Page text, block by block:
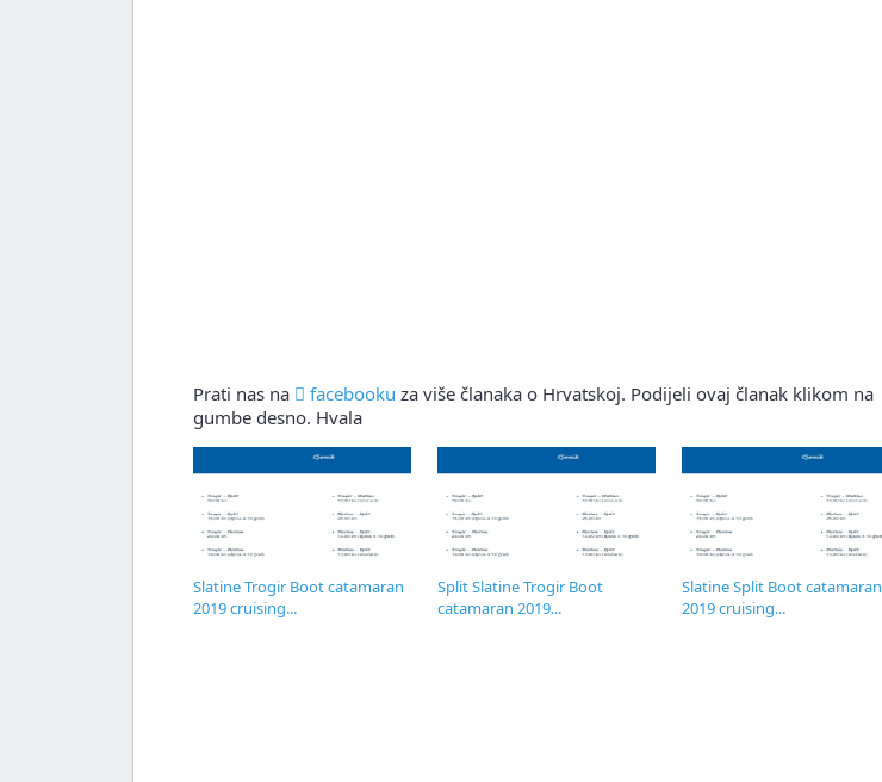
Prati nas na facebooku za više članaka o Hrvatskoj. Podijeli ovaj članak klikom na
gumbe desno. Hvala
Slatine Trogir Boot catamaran
2019 cruising...
Split Slatine Trogir Boot
catamaran 2019...
Slatine Split Boot catamaran
2019 cruising...